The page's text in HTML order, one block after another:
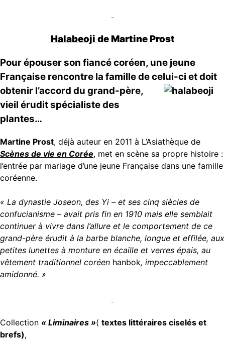
Halabeoji deMartine Prost
Pour épouser son fiancé coréen, une jeune
Française rencontre la famille decelui-ci et doit
obtenir l’accord du grand-père,
vieil érudit spécialiste des
plantes…
Martine Prost, déjà auteur en 2011 à L’Asiathèque de
Scènes de vie en Corée, met en scène sa propre histoire :
l’entrée par mariage d’une jeune Française dans une famille
coréenne.
« La dynastie Joseon, des Yi – et ses cinq siècles de
confucianisme – avait pris fin en 1910 mais elle semblait
continuer à vivre dans l’allure et le comportement de ce
grand-père érudit à la barbe blanche, longue et effilée, aux
petites lunettes à monture en écaille et verres épais, au
vêtement traditionnel coréen hanbok, impeccablement
amidonné. »
Collection « Liminaires »( textes littéraires ciselés et
brefs),